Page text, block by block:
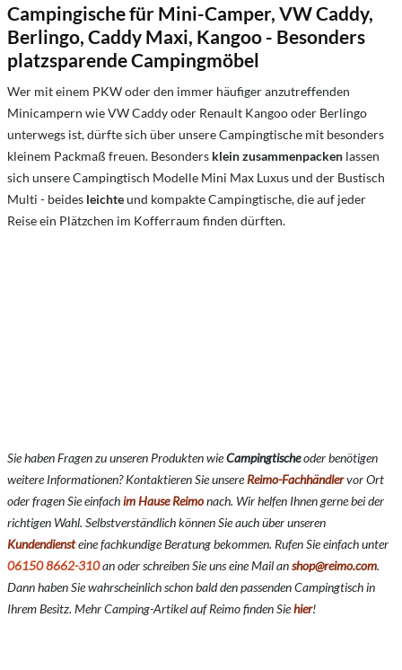
Campingische für Mini-Camper, VW Caddy,
Berlingo, Caddy Maxi, Kangoo - Besonders
platzsparende Campingmöbel
Wer mit einem PKW oder den immer häufiger anzutreffenden
Minicampern wie VW Caddy oder Renault Kangoo oder Berlingo
unterwegs ist, dürfte sich über unsere Campingtische mit besonders
kleinem Packmaß freuen. Besonders klein zusammenpacken lassen
sich unsere Campingtisch Modelle Mini Max Luxus und der Bustisch
Multi - beides leichteund kompakte Campingtische, die auf jeder
Reise ein Plätzchen im Kofferraum finden dürften.
Sie haben Fragen zu unseren Produkten wieCampingtischeoder benötigen
weitere Informationen? Kontaktieren Sie unsereReimo-Fachhändlervor Ort
oder fragen Sie einfachim Hause Reimonach. Wir helfen Ihnen gerne bei der
richtigen Wahl. Selbstverständlich können Sie auch über unseren
Kundendiensteine fachkundige Beratung bekommen. Rufen Sie einfach unter
06150 8662-310an oder schreiben Sie uns eine Mail anshop@reimo.com.
Dann haben Sie wahrscheinlich schon bald den passenden Campingtisch in
Ihrem Besitz. Mehr Camping-Artikel auf Reimo finden Siehier!